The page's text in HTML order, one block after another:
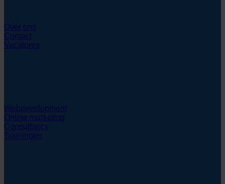
Over ons
Contact
Vacatures
Webdevelopment
Online marketing
Consultancy
Trainingen